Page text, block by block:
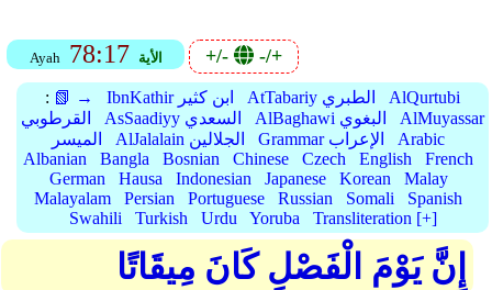
Ayah 78:17 الأية +/- -/+
: 📗 → IbnKathir ابن كثير AtTabariy الطبري
AlQurtubi
القرطوبي
AsSaadiyy السعدي AlBaghawi البغوي
AlMuyassar
الميسر
AlJalalain الجلالين Grammar الإعراب
Arabic
Albanian
Bangla Bosnian Chinese Czech English
French
German
Hausa Indonesian Japanese Korean
Malay
Malayalam
Persian Portuguese Russian Somali
Spanish
Swahili
Turkish Urdu Yoruba Transliteration [+]
إِنَّ يَوْمَ الْفَصْلِ كَانَ مِيقَاتًا